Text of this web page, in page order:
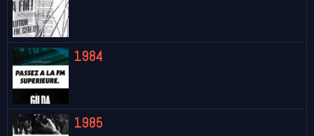
1984
1985